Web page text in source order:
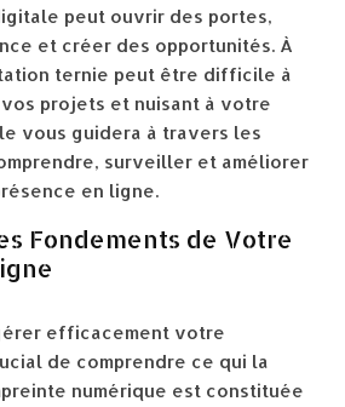
peut ouvrir des portes,
et créer des opportunités. À
ternie peut être difficile à
projets et nuisant à votre
vous guidera à travers les
surveiller et améliorer
en ligne.
Fondements de Votre
efficacement votre
de comprendre ce qui la
numérique est constituée